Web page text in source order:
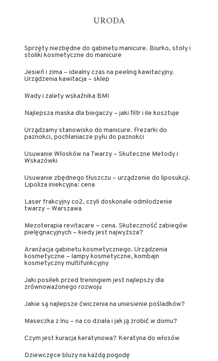
URODA
Sprzęty niezbędne do gabinetu manicure. Biurko, stoły i
stoliki kosmetyczne do manicure
Jesień i zima – idealny czas na peeling kawitacyjny.
Urządzenia kawitacja – sklep
Wady i zalety wskaźnika BMI
Najlepsza maska dla biegaczy – jaki filtr i ile kosztuje
Urządzamy stanowisko do manicure. Frezarki do
paznokci, pochłaniacze pyłu do paznokci
Usuwanie Włosków na Twarzy – Skuteczne Metody i
Wskazówki
Usuwanie zbędnego tłuszczu – urządzenie do liposukcji.
Lipoliza iniekcyjna: cena
Laser frakcyjny co2, czyli doskonałe odmłodzenie
twarzy – Warszawa
Mezoterapia revitacare – cena. Skuteczność zabiegów
pielęgnacyjnych – kiedy jest najwyższa?
Aranżacja gabinetu kosmetycznego. Urządzenia
kosmetyczne – lampy kosmetyczne, kombajn
kosmetyczny multifunkcyjny
Jaki posiłek przed treningiem jest najlepszy dla
zrównoważonego rozwoju
Jakie są najlepsze ćwiczenia na uniesienie pośladków?
Maseczka z lnu – na co działa i jak ją zrobić w domu?
Czym jest kuracja keratynowa? Keratyna do włosów
Dziewczęce bluzy na każdą pogodę